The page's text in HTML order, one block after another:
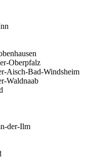
Oberpfalz
Aisch-Bad-Windsheim
Waldnaab
der-Ilm